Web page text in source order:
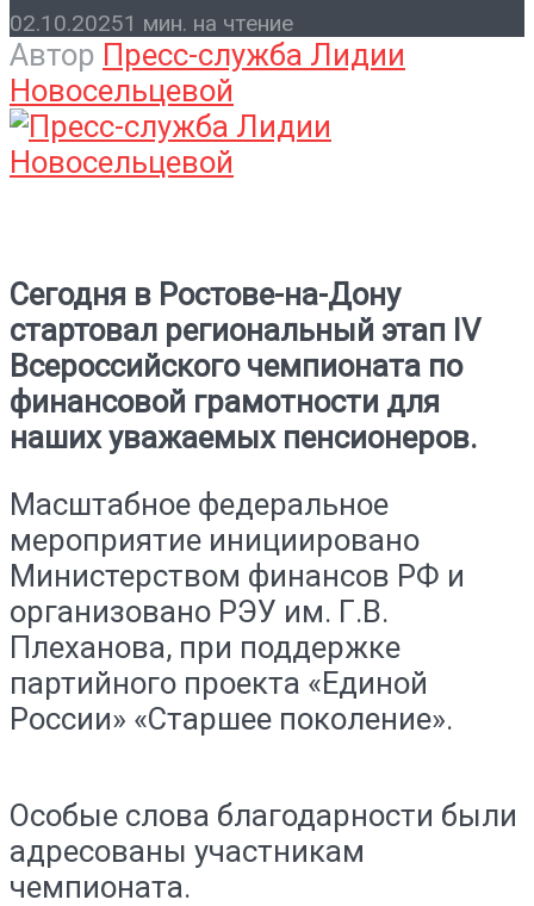
02.10.20251 мин. на чтение
Автор Пресс-служба Лидии
Новосельцевой
Сегодня в Ростове-на-Дону
стартовал региональный этап IV
Всероссийского чемпионата по
финансовой грамотности для
наших уважаемых пенсионеров.
Масштабное федеральное
мероприятие инициировано
Министерством финансов РФ и
организовано РЭУ им. Г.В.
Плеханова, при поддержке
партийного проекта «Единой
России» «Старшее поколение».
Особые слова благодарности были
адресованы участникам
чемпионата.